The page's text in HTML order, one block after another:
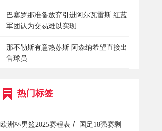
巴塞罗那准备放弃引进阿尔瓦雷斯 红蓝
军团认为交易难以实现
那不勒斯有意热苏斯 阿森纳希望直接出
售球员
热门标签
欧洲杯男篮2025赛程表 /
国足18强赛剩